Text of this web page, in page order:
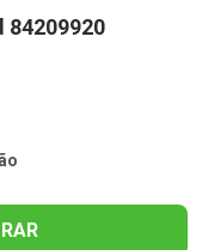
84209920